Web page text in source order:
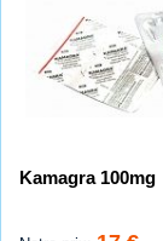
Kamagra 100mg